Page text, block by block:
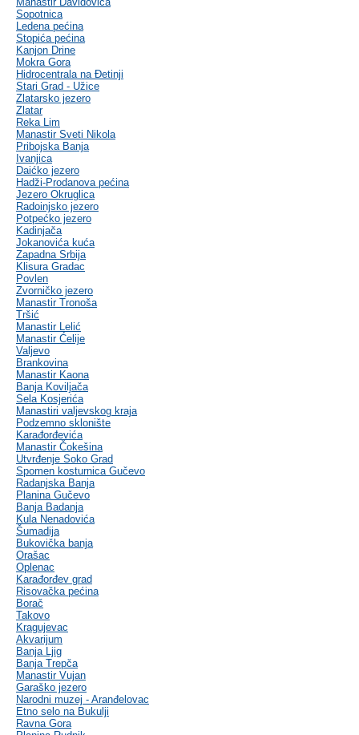
Sopotnica
Ledena pećina
Stopića pećina
Kanjon Drine
Mokra Gora
Hidrocentrala na Đetinji
Stari Grad - Užice
Zlatarsko jezero
Zlatar
Reka Lim
Manastir Sveti Nikola
Pribojska Banja
Ivanjica
Daićko jezero
Hadži-Prodanova pećina
Jezero Okruglica
Radoinjsko jezero
Potpećko jezero
Kadinjača
Jokanovića kuća
Zapadna Srbija
Klisura Gradac
Povlen
Zvorničko jezero
Manastir Tronoša
Tršić
Manastir Lelić
Manastir Ćelije
Valjevo
Brankovina
Manastir Kaona
Banja Koviljača
Sela Kosjerića
Manastiri valjevskog kraja
Podzemno sklonište
Karađorđevića
Manastir Čokešina
Utvrđenje Soko Grad
Spomen kosturnica Gučevo
Radanjska Banja
Planina Gučevo
Banja Badanja
Kula Nenadovića
Šumadija
Bukovička banja
Orašac
Oplenac
Karađorđev grad
Risovačka pećina
Borač
Takovo
Kragujevac
Akvarijum
Banja Ljig
Banja Trepča
Manastir Vujan
Garaško jezero
Narodni muzej - Aranđelovac
Etno selo na Bukulji
Ravna Gora